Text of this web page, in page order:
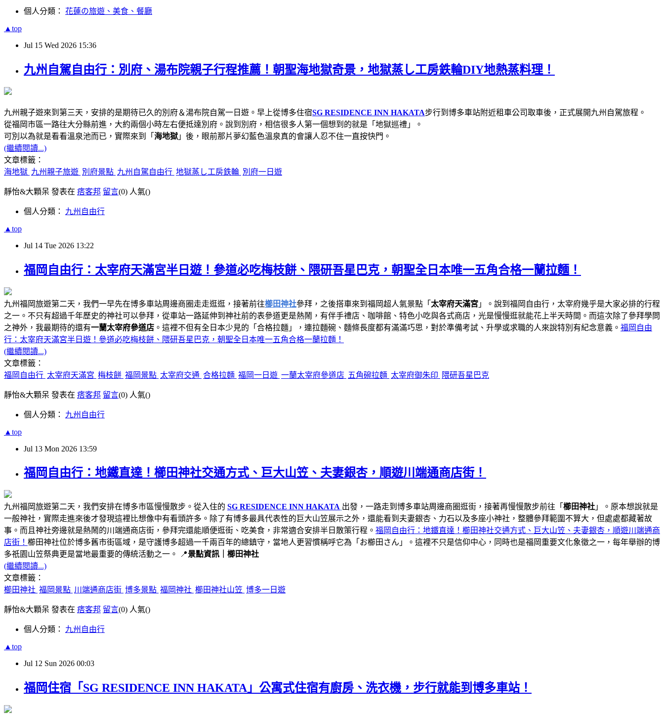
個人分類： 花蓮の旅遊、美食、餐廳
▲top
Jul 15 Wed 2026 15:36
九州自駕自由行：別府、湯布院親子行程推薦！朝聖海地獄奇景，地獄蒸し工房鉄輪DIY地熱蒸料理！
九州親子遊來到第三天，安排的是期待已久的別府＆湯布院自駕一日遊。早上從博多住宿SG RESIDENCE INN HAKATA步行到博多車站附近租車公司取車後，正式展開九州自駕旅程。
從福岡市區一路往大分縣前進，大約兩個小時左右便抵達別府。說到別府，相信很多人第一個想到的就是「地獄巡禮」。
可別以為就是看看溫泉池而已，實際來到「 海地獄 」後，眼前那片夢幻藍色溫泉真的會讓人忍不住一直按快門。
(繼續閱讀...)
文章標籤：
海地獄 九州親子旅遊 別府景點 九州自駕自由行 地獄蒸し工房鉄輪 別府一日遊
靜怡&大顆呆 發表在 痞客邦 留言(0) 人氣()
個人分類： 九州自由行
▲top
Jul 14 Tue 2026 13:22
福岡自由行：太宰府天滿宮半日遊！參道必吃梅枝餅、隈研吾星巴克，朝聖全日本唯一五角合格一蘭拉麵！
九州福岡旅遊第二天，我們一早先在博多車站周邊商圈走走逛逛，接著前往櫛田神社參拜，之後搭車來到福岡超人氣景點「 太宰府天滿宮 」。說到福岡自由行，太宰府幾乎是大家必排的行程
之一。不只有超過千年歷史的神社可以參拜，從車站一路延伸到神社前的表參道更是熱鬧，有伴手禮店、咖啡館、特色小吃與各式商店，光是慢慢逛就能花上半天時間。而這次除了參拜學問
之神外，我最期待的還有一蘭太宰府參道店 。這裡不但有全日本少見的「合格拉麵」，連拉麵碗、麵條長度都有滿滿巧思，對於準備考試、升學或求職的人來說特別有紀念意義。 福岡自由
行：太宰府天滿宮半日遊！參道必吃梅枝餅、隈研吾星巴克，朝聖全日本唯一五角合格一蘭拉麵！
(繼續閱讀...)
文章標籤：
福岡自由行 太宰府天滿宮 梅枝餅 福岡景點 太宰府交通 合格拉麵 福岡一日遊 一蘭太宰府參道店 五角碗拉麵 太宰府御朱印 隈研吾星巴克
靜怡&大顆呆 發表在 痞客邦 留言(0) 人氣()
個人分類： 九州自由行
▲top
Jul 13 Mon 2026 13:59
福岡自由行：地鐵直達！櫛田神社交通方式、巨大山笠、夫妻銀杏，順遊川端通商店街！
九州福岡旅遊第二天，我們安排在博多市區慢慢散步。從入住的 SG RESIDENCE INN HAKATA 出發，一路走到博多車站周邊商圈逛街，接著再慢慢散步前往「 櫛田神社 」。原本想說就是
一般神社，實際走進來後才發現這裡比想像中有看頭許多。除了有博多最具代表性的巨大山笠展示之外，還能看到夫妻銀杏、力石以及多座小神社，整體參拜範圍不算大，但處處都藏著故
事。而且神社旁邊就是熱鬧的川端通商店街，參拜完還能順便逛街、吃美食，非常適合安排半日散策行程。 福岡自由行：地鐵直達！櫛田神社交通方式、巨大山笠、夫妻銀杏，順遊川端通商
店街！ 櫛田神社位於博多舊市街區域，是守護博多超過一千兩百年的總鎮守，當地人更習慣稱呼它為「お櫛田さん」。這裡不只是信仰中心，同時也是福岡重要文化象徵之一，每年舉辦的博
多祇園山笠祭典更是當地最重要的傳統活動之一。 📍景點資訊｜櫛田神社
(繼續閱讀...)
文章標籤：
櫛田神社 福岡景點 川端通商店街 博多景點 福岡神社 櫛田神社山笠 博多一日遊
靜怡&大顆呆 發表在 痞客邦 留言(0) 人氣()
個人分類： 九州自由行
▲top
Jul 12 Sun 2026 00:03
福岡住宿「SG RESIDENCE INN HAKATA」公寓式住宿有廚房、洗衣機，步行就能到博多車站！